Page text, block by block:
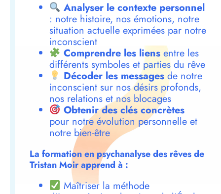
Analyser le contexte personnel
: notre histoire, nos émotions, notre
situation actuelle exprimées par notre
inconscient
Comprendre les liensentre les
différents symboles et parties du rêve
Décoder les messagesde notre
inconscient sur nos désirs profonds,
nos relations et nos blocages
Obtenir des clés concrètes
pour notre évolution personnelle et
notre bien-être
La formation en psychanalyse des rêves de
Tristan Moir apprend à :
Maîtriser la méthode